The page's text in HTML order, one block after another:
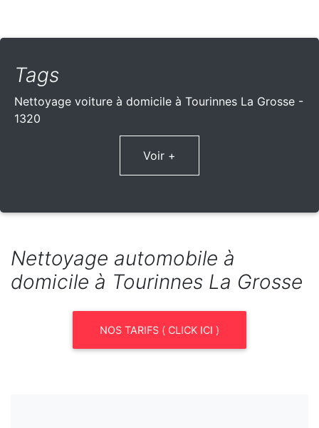
Tags
Nettoyage voiture à domicile à Tourinnes La Grosse -
1320
Voir +
Nettoyage automobile à
domicile à Tourinnes La Grosse
NOS TARIFS ( CLICK ICI )